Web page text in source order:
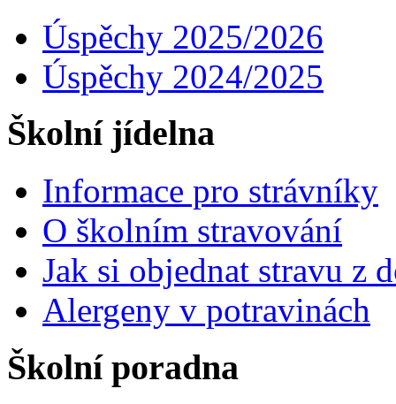
Úspěchy 2025/2026
Úspěchy 2024/2025
Školní jídelna
Informace pro strávníky
O školním stravování
Jak si objednat stravu z
Alergeny v potravinách
Školní poradna